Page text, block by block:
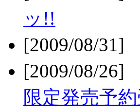
ッ!!
[2009/08/31]
[2009/08/26]
限定発売予